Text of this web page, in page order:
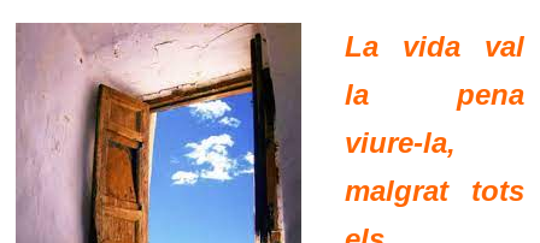
La vida val
la pena
viure-la,
malgrat tots